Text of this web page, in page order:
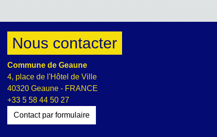
Nous contacter
Commune de Geaune
4, place de l'Hôtel de Ville
40320 Geaune - FRANCE
+33 5 58 44 50 27
Contact par formulaire